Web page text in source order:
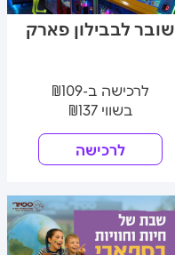
שובר לבבילון פארק
לרכישה ב-₪109
בשווי ₪137
לרכישה